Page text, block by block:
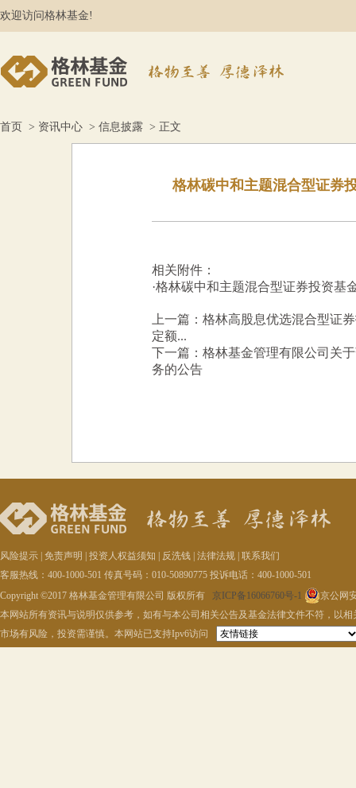
欢迎访问格林基金!
首页 > 资讯中心 > 信息披露 > 正文
格林碳中和主题混合型证券
相关附件：
·格林碳中和主题混合型证券投资基
上一篇：格林高股息优选混合型证
定额...
下一篇：格林基金管理有限公司关
务的公告
风险提示 免责声明 投资人权益须知 反洗钱 法律法规 联系我们
客服热线：400-1000-501 传真号码：010-50890775 投诉电话：400-1000-501
Copyright ©2017 格林基金管理有限公司 版权所有 京ICP备16066760号-1
京公网
本网站所有资讯与说明仅供参考，如有与本公司相关公告及基金法律文件不符，以
市场有风险，投资需谨慎。本网站已支持Ipv6访问